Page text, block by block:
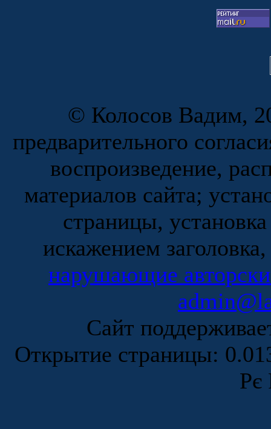
© Колосов Вадим,
предварительного
воспроизведение,
материалов сайта;
страницы,
искажением
нарушающие
Сайт
Открытие страницы:
Рє